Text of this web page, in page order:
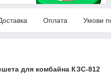
Оплата Умови
для комбайна КЗС-812